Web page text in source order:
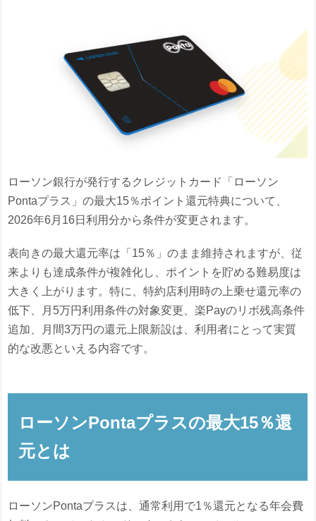
ローソン銀行が発行するクレジットカード「ローソン
Pontaプラス」の最大15％ポイント還元特典について、
2026年6月16日利用分から条件が変更されます。
表向きの最大還元率は「15％」のまま維持されますが、従
来よりも達成条件が複雑化し、ポイントを貯める難易度は
大きく上がります。特に、特約店利用時の上乗せ還元率の
低下、月5万円利用条件の対象変更、楽Payのリボ残高条件
追加、月間3万円の還元上限新設は、利用者にとって実質
的な改悪といえる内容です。
ローソンPontaプラスの最大15％還
元とは
ローソンPontaプラスは、通常利用で1％還元となる年会費